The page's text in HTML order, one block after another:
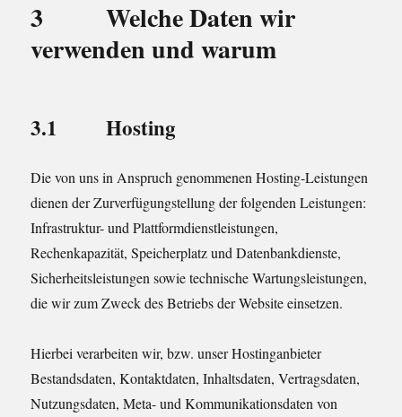
3 Welche Daten wir
verwenden und warum
3.1 Hosting
Die von uns in Anspruch genommenen Hosting-Leistungen
dienen der Zurverfügungstellung der folgenden Leistungen:
Infrastruktur- und Plattformdienstleistungen,
Rechenkapazität, Speicherplatz und Datenbankdienste,
Sicherheitsleistungen sowie technische Wartungsleistungen,
die wir zum Zweck des Betriebs der Website einsetzen.
Hierbei verarbeiten wir, bzw. unser Hostinganbieter
Bestandsdaten, Kontaktdaten, Inhaltsdaten, Vertragsdaten,
Nutzungsdaten, Meta- und Kommunikationsdaten von